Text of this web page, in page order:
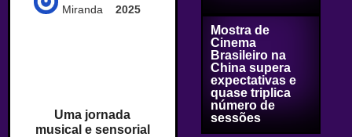
Miranda
2025
Uma jornada
musical e sensorial
Mostra de
Cinema
Brasileiro na
China supera
expectativas e
quase triplica
número de
sessões